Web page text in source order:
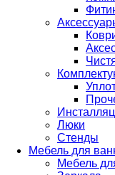
Люки
Стенды
Мебель для
Мебель